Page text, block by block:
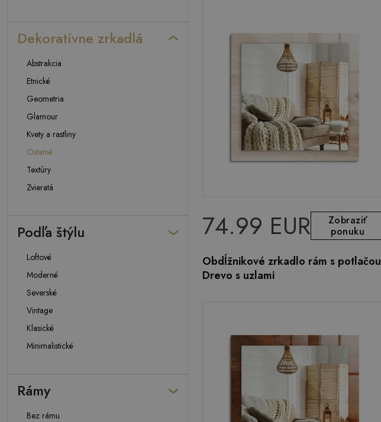
Dekoratívne zrkadlá
Abstrakcia
Etnické
Geometria
Glamour
Kvety a rastliny
Ostatné
Textúry
Zvieratá
Podľa štýlu
Loftové
Moderné
Severské
Vintage
Klasické
Minimalistické
Rámy
Bez rámu
74.99 EUR
Zobraziť
ponuku
Obdĺžnikové zrkadlo rám s potlačou
Drevo s uzlami